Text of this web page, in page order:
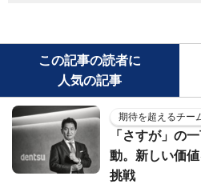
この記事の読者に
人気の記事
期待を超えるチー
「さすが」の
動。新しい価
挑戦